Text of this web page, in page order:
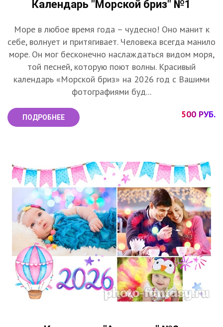
Календарь "Морской бриз" №1
Море в любое время года – чудесно! Оно манит к
себе, волнует и притягивает. Человека всегда манило
море. Он мог бесконечно наслаждаться видом моря,
той песней, которую поют волны. Красивый
календарь «Морской бриз» на 2026 год с Вашими
фотографиями буд...
ПОДРОБНЕЕ 500 РУБ.